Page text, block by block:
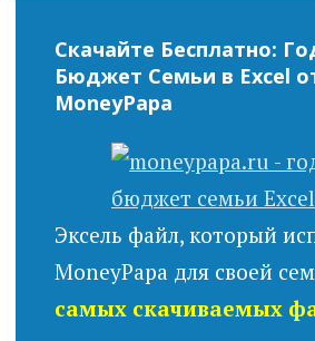
Скачайте Бесплатно:
Бюджет Семьи в Excel
MoneyPapa
Эксель файл, который
MoneyPapa для своей
самых скачиваемых